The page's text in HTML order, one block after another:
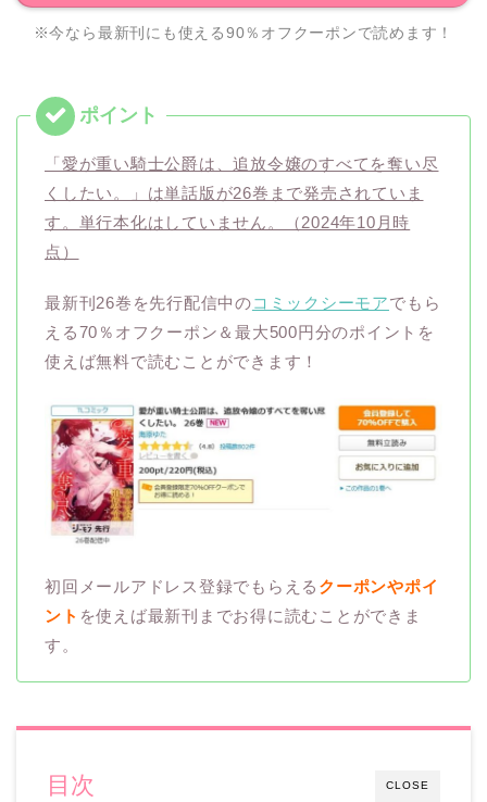
※今なら最新刊にも使える90％オフクーポンで読めます！
「愛が重い騎士公爵は、追放令嬢のすべてを奪い尽
くしたい。」は単話版が26巻まで発売されていま
す。単行本化はしていません。（2024年10月時
点）
最新刊26巻を先行配信中のコミックシーモアでもら
える70％オフクーポン＆最大500円分のポイントを
使えば無料で読むことができます！
初回メールアドレス登録でもらえる クーポンやポイ
ント を使えば最新刊までお得に読むことができま
す。
CLOSE
目次